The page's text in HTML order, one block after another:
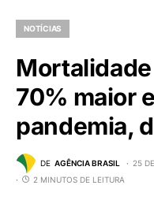
NOTÍCIAS
70% maior
pandemia,
DE AGÊNCIA BRASIL
25
2 MINUTOS DE LEITURA